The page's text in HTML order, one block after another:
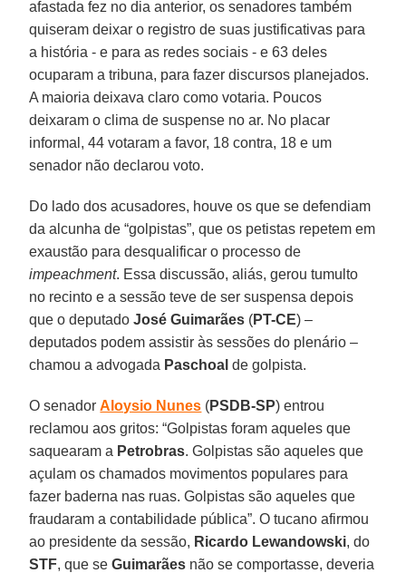
afastada fez no dia anterior, os senadores também
quiseram deixar o registro de suas justificativas para
a história - e para as redes sociais - e 63 deles
ocuparam a tribuna, para fazer discursos planejados.
A maioria deixava claro como votaria. Poucos
deixaram o clima de suspense no ar. No placar
informal, 44 votaram a favor, 18 contra, 18 e um
senador não declarou voto.
Do lado dos acusadores, houve os que se defendiam
da alcunha de “golpistas”, que os petistas repetem em
exaustão para desqualificar o processo de
impeachment. Essa discussão, aliás, gerou tumulto
no recinto e a sessão teve de ser suspensa depois
que o deputadoJosé Guimarães (PT-CE) –
deputados podem assistir às sessões do plenário –
chamou a advogada Paschoal de golpista.
O senadorAloysio Nunes (PSDB-SP) entrou
reclamou aos gritos: “Golpistas foram aqueles que
saquearam a Petrobras. Golpistas são aqueles que
açulam os chamados movimentos populares para
fazer baderna nas ruas. Golpistas são aqueles que
fraudaram a contabilidade pública”. O tucano afirmou
ao presidente da sessão, Ricardo Lewandowski, do
STF, que seGuimarães não se comportasse, deveria